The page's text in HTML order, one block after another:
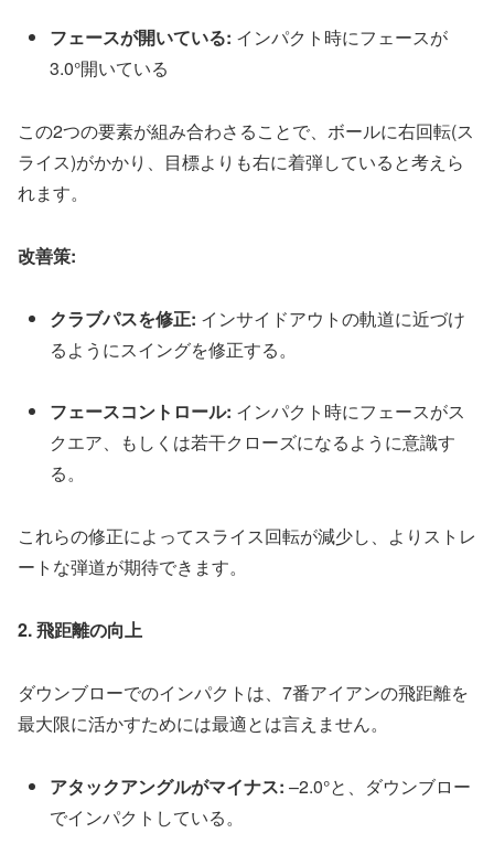
フェースが開いている: イ ンパク ト 時にフェースが
3.0°開いている
この2つの要素が組み合わさ るこ とで、 ボールに右回転(ス
ライス)がかかり 、 目標よ り も右に着弾していると考え ら
れます。
改善策:
クラブパスを修正: イ ンサイ ドアウ トの軌道に近づけ
るよ う にスイ ングを修正する。
フェースコン ト ロール: イ ンパク ト 時にフェースがス
クエア、 も し く は若干ク ローズになるよ う に意識す
る。
これらの修正によ ってスライス回転が減少し、 よ り ス ト レ
ー ト な弾道が期待でき ます。
2.飛距離の向上
ダウンブローでのイ ンパク ト は、 7番アイアンの飛距離を
最大限に活かすためには最適とは言え ません。
アタックアングルがマイナス: –2.0°と 、 ダウンブロー
でイ ンパク ト している。